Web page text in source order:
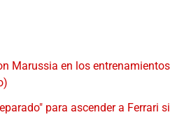
Marussia en los entrenamientos
para ascender a Ferrari si